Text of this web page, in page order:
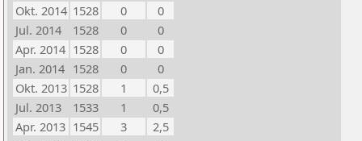
Okt. 2014 1528 0
0
Jul. 2014
1528 0
0
Apr. 2014 1528 0
0
Jan. 2014 1528 0
0
Okt. 2013 1528 1
0,5
Jul. 2013
1533 1
0,5
Apr. 2013 1545 3
2,5